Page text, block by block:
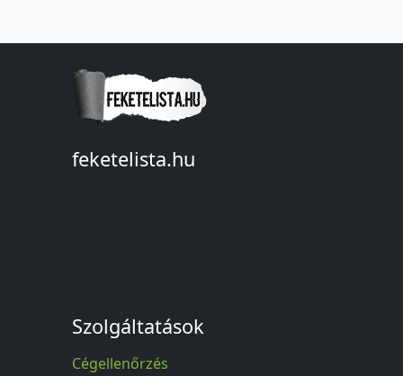
feketelista.hu
Szolgáltatások
Cégellenőrzés